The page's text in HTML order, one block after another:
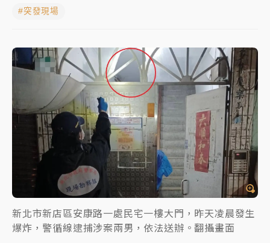
暑假過三周才推「E宿新北打卡趣」！抽獎程序複雜 觀
旅局回應了
中信慈善基金會想增加董事人數！辜仲諒向法院聲請遭
駁 理由曝光
故宮《龍藏經》特展第2檔！今線上預約開賣一度塞車
周六起展出延長至晚上7時
台東農業處長涉圖利渡假村！東檢抗告成功 今重開羈
押庭
父親節泡湯了！中颱白海豚雨彈轟3天 「紅到發紫」降
雨熱區曝
#突發現場
新北市新店區安康路一處民宅一樓大門，昨天凌晨發生
爆炸，警循線逮捕涉案兩男，依法送辦。翻攝畫面